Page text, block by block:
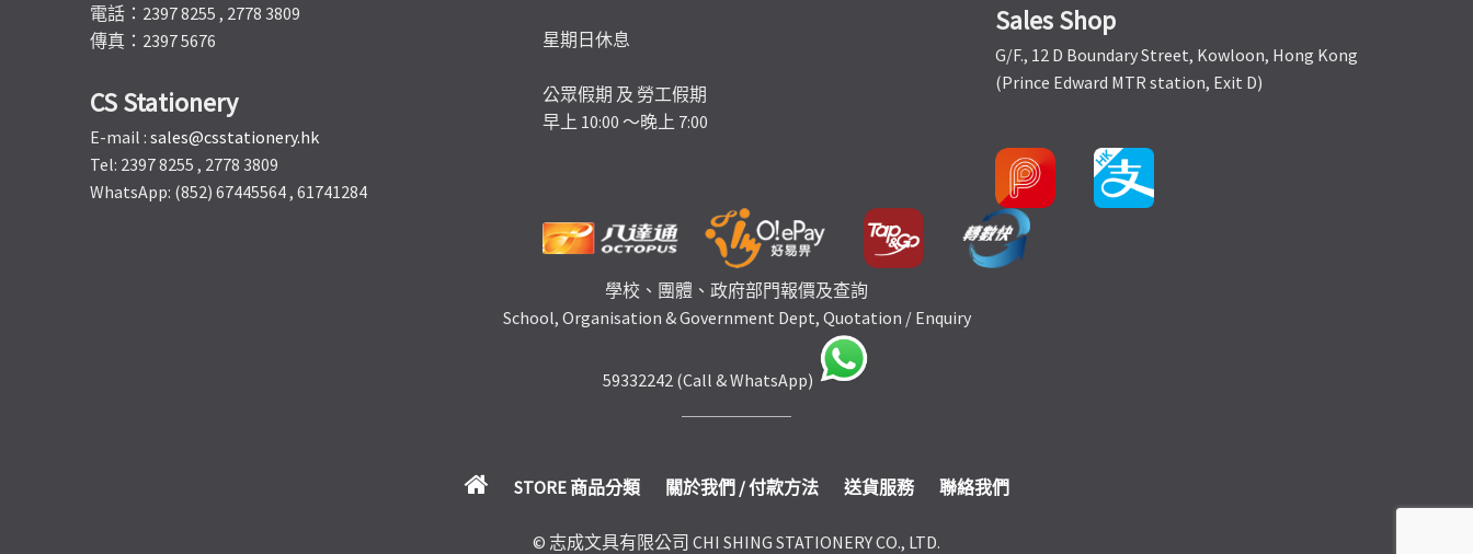
電話：2397 8255 , 2778 3809
傳真：2397 5676
CS Stationery
E-mail : sales@csstationery.hk
Tel: 2397 8255 , 2778 3809
WhatsApp: (852) 67445564 , 61741284
星期日休息
公眾假期 及 勞工假期
早上 10:00 ～晚上 7:00
Sales Shop
G/F., 12 D Boundary Street, Kowloon, Hong Kong
(Prince Edward MTR station, Exit D)
學校、團體、政府部門報價及查詢
School, Organisation & Government Dept, Quotation / Enquiry
59332242 (Call & WhatsApp)
STORE 商品分類 關於我們 / 付款方法 送貨服務 聯絡我們
© 志成文具有限公司 CHI SHING STATIONERY CO., LTD.